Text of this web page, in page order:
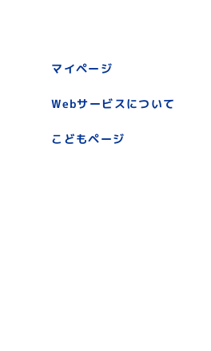
マイページ
Webサービスについて
こどもページ